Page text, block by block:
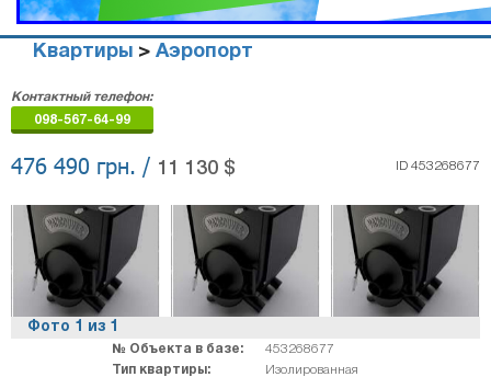
Квартиры > Аэропорт
недвижимости
"Аверс"
Контактный телефон:
098-567-64-99
476 490 грн. / 11 130 $ ID 453268677
Фото 1 из 1
№ Объекта в базе:
453268677
Тип квартиры:
Изолированная